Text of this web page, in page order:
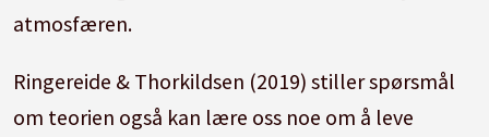
atmosfæren.
Ringereide & Thorkildsen (2019) stiller spørsmål
om teorien også kan lære oss noe om å leve